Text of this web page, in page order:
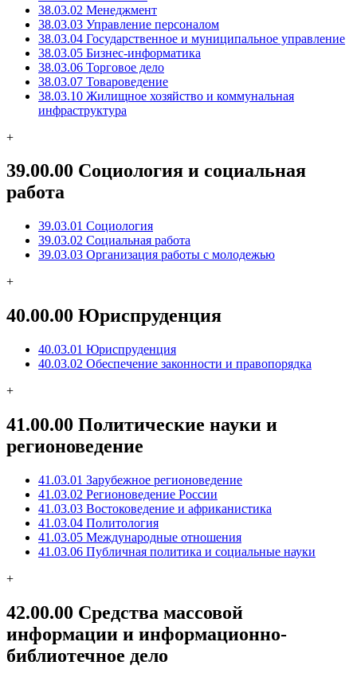
38.03.02 Менеджмент
38.03.03 Управление персоналом
38.03.04 Государственное и муниципальное управление
38.03.05 Бизнес-информатика
38.03.06 Торговое дело
38.03.07 Товароведение
38.03.10 Жилищное хозяйство и коммунальная
инфраструктура
+
39.00.00 Социология и социальная
работа
39.03.01 Социология
39.03.02 Социальная работа
39.03.03 Организация работы с молодежью
+
40.00.00 Юриспруденция
40.03.01 Юриспруденция
40.03.02 Обеспечение законности и правопорядка
+
41.00.00 Политические науки и
регионоведение
41.03.01 Зарубежное регионоведение
41.03.02 Регионоведение России
41.03.03 Востоковедение и африканистика
41.03.04 Политология
41.03.05 Международные отношения
41.03.06 Публичная политика и социальные науки
+
42.00.00 Средства массовой
информации и информационно-
библиотечное дело